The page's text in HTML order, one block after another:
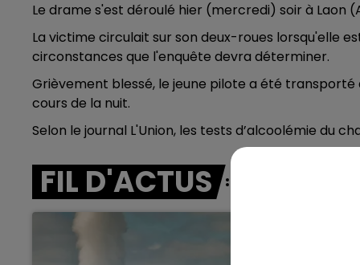
15h00 - 19h00
LE CLUB CHAMPAGNE FM
Le drame s'est déroulé hier (mercredi) soir à Laon
La victime circulait sur son deux-roues lorsqu'elle
circonstances que l'enquête devra déterminer.
Grièvement blessé, le jeune pilote a été transporté
cours de la nuit.
Selon le journal L'Union, les tests d’alcoolémie du
FIL D'ACTUS